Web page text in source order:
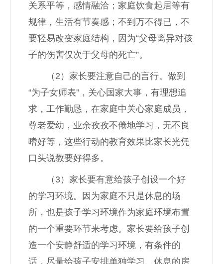
关系平等，感情融洽；家庭饮食起居等有
规律，生活有节奏感；不到万不得已，不
要轻易改变家庭结构，因为“父母离异对孩
子的伤害仅次于父母的死亡”。
（2）家长要注意自己的言行。做到
“为子女师表”，关心国家大事，有理想追
求，工作勤恳，在家庭中关心家庭成员，
尊老爱幼，业余孜孜不倦地学习，无不良
嗜好等，这些行动的教育效果比家长光凭
口头说教要好得多。
（3）家长要有意给孩子创设一个好
的学习环境。因为家庭不只是休息的场
所，也是孩子学习环境作为家庭环境布置
的一个重要环节来考虑。家长要给孩子创
造一个安静舒适的学习环境，有条件的
话，尽量给孩子安排单独学习、休息的房